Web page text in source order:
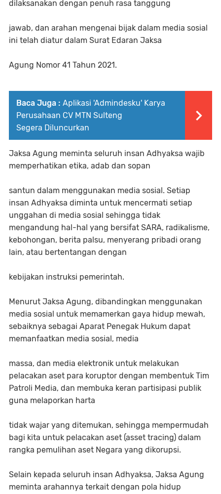
dilaksanakan dengan penuh rasa tanggung
jawab, dan arahan mengenai bijak dalam media sosial
ini telah diatur dalam Surat Edaran Jaksa
Agung Nomor 41 Tahun 2021.
Baca Juga : Aplikasi 'Admindesku' Karya
Perusahaan CV MTN Sulteng
Segera Diluncurkan
Jaksa Agung meminta seluruh insan Adhyaksa wajib
memperhatikan etika, adab dan sopan
santun dalam menggunakan media sosial. Setiap
insan Adhyaksa diminta untuk mencermati setiap
unggahan di media sosial sehingga tidak
mengandung hal-hal yang bersifat SARA, radikalisme,
kebohongan, berita palsu, menyerang pribadi orang
lain, atau bertentangan dengan
kebijakan instruksi pemerintah.
Menurut Jaksa Agung, dibandingkan menggunakan
media sosial untuk memamerkan gaya hidup mewah,
sebaiknya sebagai Aparat Penegak Hukum dapat
memanfaatkan media sosial, media
massa, dan media elektronik untuk melakukan
pelacakan aset para koruptor dengan membentuk Tim
Patroli Media, dan membuka keran partisipasi publik
guna melaporkan harta
tidak wajar yang ditemukan, sehingga mempermudah
bagi kita untuk pelacakan aset (asset tracing) dalam
rangka pemulihan aset Negara yang dikorupsi.
Selain kepada seluruh insan Adhyaksa, Jaksa Agung
meminta arahannya terkait dengan pola hidup